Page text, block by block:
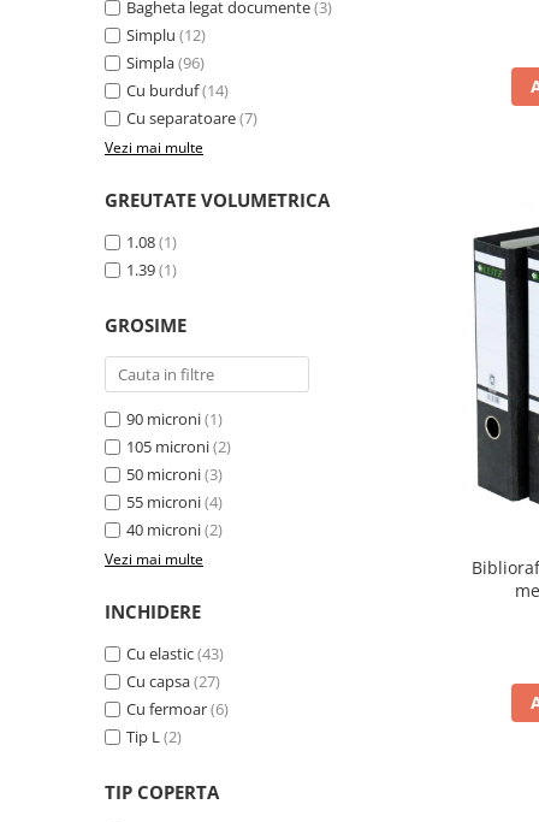
Pixuri fara mecanism
Pixuri pentru ghisee
Rezerve pixuri
Stilouri si rezerve
Textmarkere
Comunicare si prezentare
Ecusoane si accesorii
Flipcharturi si accesorii
Focus touch
Hartie flipchart
Panouri, suporturi si aviziere
pentru prezentare
Mobilier si accesorii birou
Clasificatoare si vestiare
Covorase protectie podea
Bagheta legat documente(3)
Simplu (12)
Simpla(96)
Cu burduf(14)
Cu separatoare(7)
Vezi mai multe
GREUTATE VOLUMETRICA
1.08(1)
1.39(1)
GROSIME
90 microni(1)
105 microni(2)
50 microni(3)
55 microni(4)
40 microni(2)
Vezi mai multe
INCHIDERE
Cu elastic(43)
Cu capsa(27)
Cu fermoar(6)
Tip L(2)
TIP COPERTA